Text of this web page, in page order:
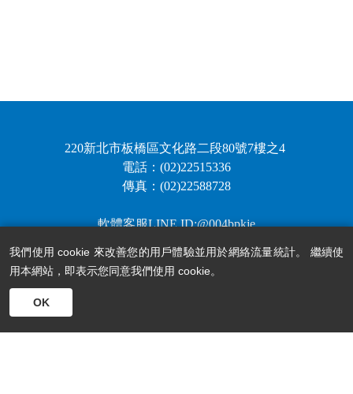
220新北市板橋區文化路二段80號7樓之4
電話：(02)22515336
傳真：(02)22588728
軟體客服LINE ID:@004bpkje
我們使用 cookie 來改善您的用戶體驗並用於網絡流量統計。 繼續使
用本網站，即表示您同意我們使用 cookie。
OK